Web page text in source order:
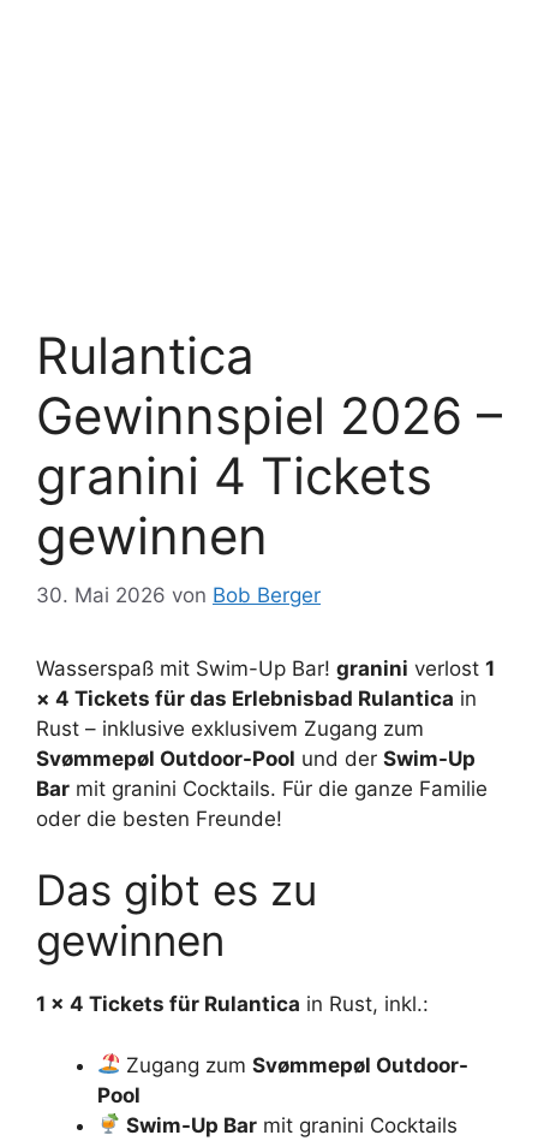
Rulantica
Gewinnspiel 2026 –
granini 4 Tickets
gewinnen
30. Mai 2026 von Bob Berger
Wasserspaß mit Swim-Up Bar! granini verlost 1
× 4 Tickets für das Erlebnisbad Rulantica in
Rust – inklusive exklusivem Zugang zum
Svømmepøl Outdoor-Pool und der Swim-Up
Bar mit granini Cocktails. Für die ganze Familie
oder die besten Freunde!
Das gibt es zu
gewinnen
1 × 4 Tickets für Rulantica in Rust, inkl.:
Zugang zumSvømmepøl Outdoor-
Pool
Swim-Up Bar mit granini Cocktails